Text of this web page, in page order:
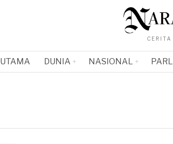
UTAMA DUNIA NASIONAL